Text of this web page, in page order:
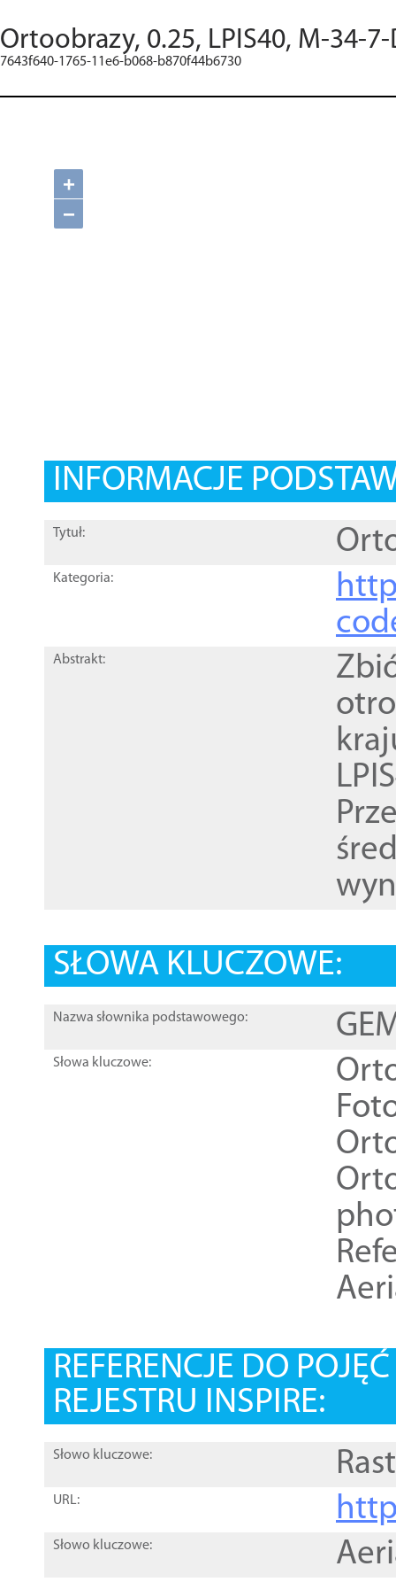
Ortoobrazy, 0.25, LPIS40, M-34-
7643f640-1765-11e6-b068-b870f44b6730
+
−
INFORMACJE
Tytuł:
Kategoria:
Abstrakt:
SŁOWA KLUCZOWE:
Nazwa słownika podstawowego:
Słowa kluczowe:
REFERENCJE DO
REJESTRU INSPIRE:
Słowo kluczowe:
URL:
Słowo kluczowe: